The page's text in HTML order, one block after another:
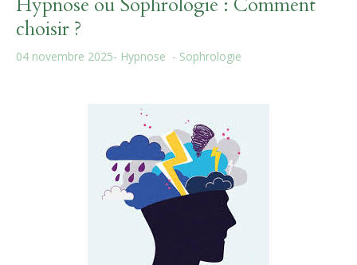
Hypnose ou Sophrologie : Comment
choisir ?
04 novembre 2025- Hypnose - Sophrologie